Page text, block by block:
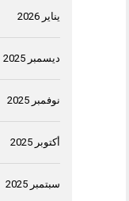
يناير 2026
ديسمبر 2025
نوفمبر 2025
أكتوبر 2025
سبتمبر 2025